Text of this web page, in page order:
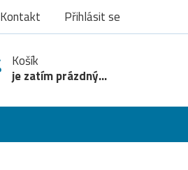
Kontakt Přihlásit se
Košík
je zatím prázdný...